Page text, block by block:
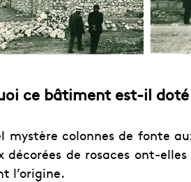
ce bâtiment est-il doté
mystère colonnes de fonte
décorées de rosaces ont-
l’origine.